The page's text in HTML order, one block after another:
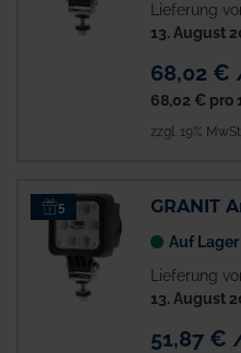
Lieferung
13. August
68,02 €
68,02 € pro
zzgl. 19% MwSt.
5 GRANIT
Auf Lager
Lieferung
13. August
51,87 €